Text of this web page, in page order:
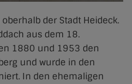
der Stadt Heideck.
aus dem 18.
1880 und 1953 den
und wurde in den
In den ehemaligen